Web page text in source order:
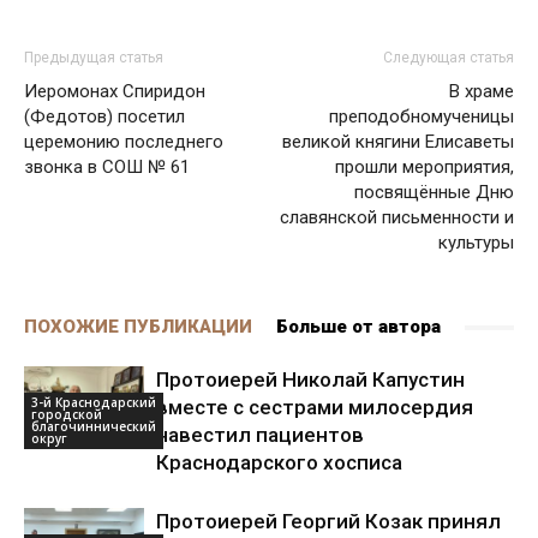
Предыдущая статья
Иеромонах Спиридон
(Федотов) посетил
церемонию последнего
звонка в СОШ № 61
Следующая статья
В храме
преподобномученицы
великой княгини Елисаветы
прошли мероприятия,
посвящённые Дню
славянской письменности и
культуры
ПОХОЖИЕ ПУБЛИКАЦИИ Больше от автора
3-й Краснодарский
городской
благочиннический
округ
Протоиерей Николай Капустин
вместе с сестрами милосердия
навестил пациентов
Краснодарского хосписа
Протоиерей Георгий Козак принял